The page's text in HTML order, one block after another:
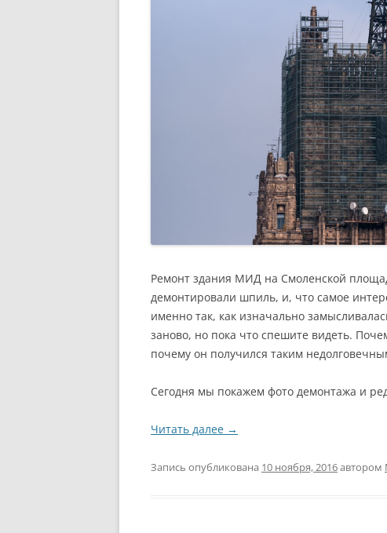
Ремонт здания МИД на Смоленской
демонтировали шпиль, и, что самое
именно так, как изначально
заново, но пока что спешите видеть.
почему он получился таким
Сегодня мы покажем фото демонтажа и
Читать далее →
Запись опубликована 10 ноября, 2016автором